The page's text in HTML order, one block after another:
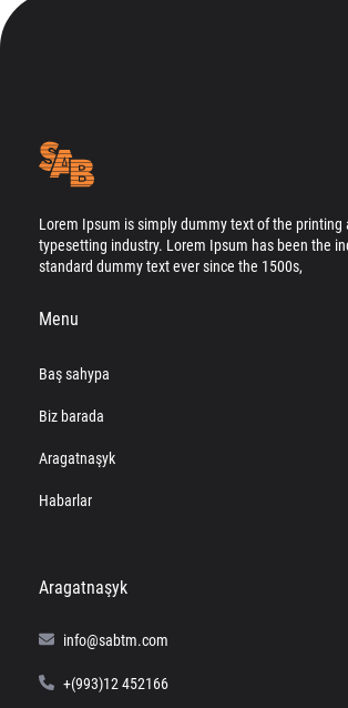
Lorem Ipsum is simply dummy text of the printing
typesetting industry. Lorem Ipsum has been the
standard dummy text ever since the 1500s,
Menu
Baş sahypa
Biz barada
Aragatnaşyk
Habarlar
Aragatnaşyk
info@sabtm.com
+(993)12 452166